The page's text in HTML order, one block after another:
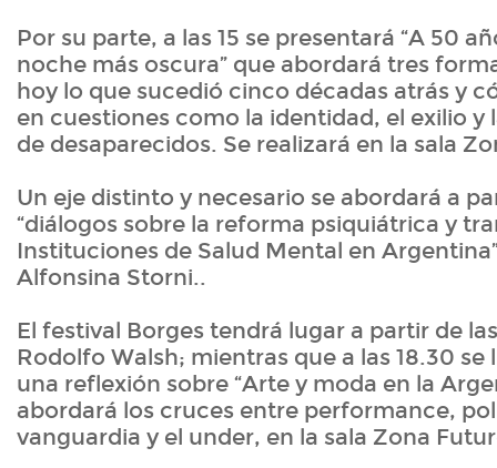
Por su parte, a las 15 se presentará “A 50
noche más oscura” que abordará tres
hoy lo que sucedió cinco décadas atrás y
en cuestiones como la identidad, el exilio y
de desaparecidos. Se realizará en la sala
Un eje distinto y necesario se abordará a
“diálogos sobre la reforma psiquiátrica y
Instituciones de Salud Mental en
Alfonsina Storni..
El festival Borges tendrá lugar a partir de
Rodolfo Walsh; mientras que a las 18.30 se
una reflexión sobre “Arte y moda en la
abordará los cruces entre performance,
vanguardia y el under, en la sala Zona